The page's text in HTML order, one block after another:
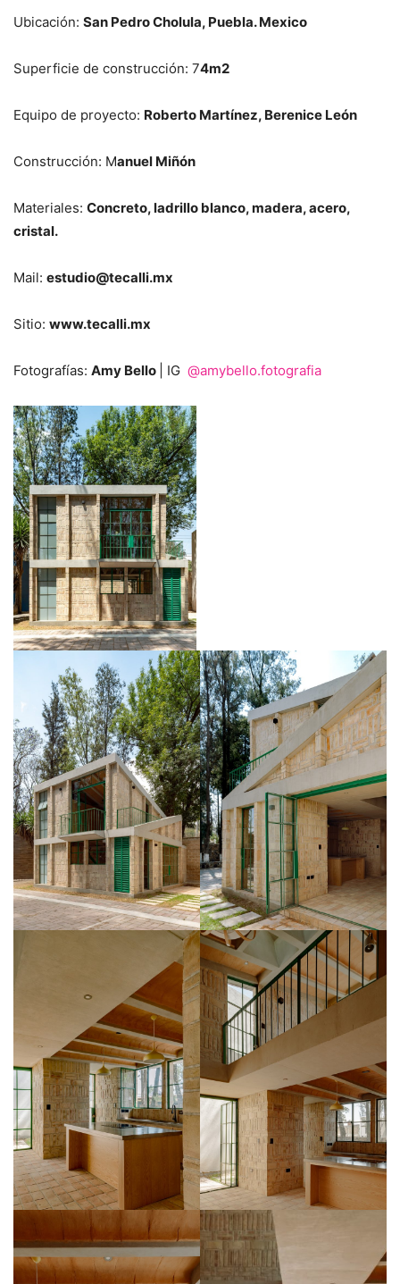
Ubicación: San Pedro Cholula, Puebla. Mexico
Superficie de construcción: 74m2
Equipo de proyecto: Roberto Martínez, Berenice León
Construcción: Manuel Miñón
Materiales: Concreto, ladrillo blanco, madera, acero,
cristal.
Mail: estudio@tecalli.mx
Sitio: www.tecalli.mx
Fotografías: Amy Bello | IG @amybello.fotografia